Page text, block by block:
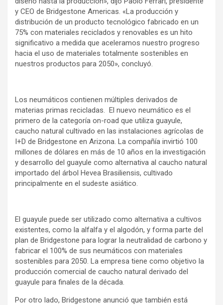
y CEO de Bridgestone Americas. «La producción y
distribución de un producto tecnológico fabricado en un
75% con materiales reciclados y renovables es un hito
significativo a medida que aceleramos nuestro progreso
hacia el uso de materiales totalmente sostenibles en
nuestros productos para 2050», concluyó.
Los neumáticos contienen múltiples derivados de
materias primas recicladas. El nuevo neumático es el
primero de la categoría on-road que utiliza guayule,
caucho natural cultivado en las instalaciones agrícolas de
I+D de Bridgestone en Arizona. La compañía invirtió 100
millones de dólares en más de 10 años en la investigación
y desarrollo del guayule como alternativa al caucho natural
importado del árbol Hevea Brasiliensis, cultivado
principalmente en el sudeste asiático.
El guayule puede ser utilizado como alternativa a cultivos
existentes, como la alfalfa y el algodón, y forma parte del
plan de Bridgestone para lograr la neutralidad de carbono y
fabricar el 100% de sus neumáticos con materiales
sostenibles para 2050. La empresa tiene como objetivo la
producción comercial de caucho natural derivado del
guayule para finales de la década.
Por otro lado, Bridgestone anunció que también está